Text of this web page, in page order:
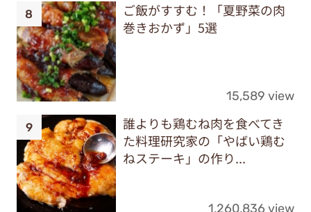
ご飯がすすむ！「夏野菜の肉
巻きおかず」5選
15,589 view
誰よりも鶏むね肉を食べてき
た料理研究家の「やばい鶏む
ねステーキ」の作り...
1,260,836 view